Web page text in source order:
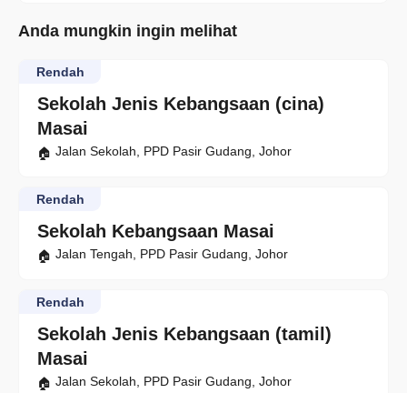
Anda mungkin ingin melihat
Sekolah Jenis Kebangsaan (cina)
Masai
Rendah
Jalan Sekolah, PPD Pasir Gudang, Johor
Sekolah Kebangsaan Masai
Rendah
Jalan Tengah, PPD Pasir Gudang, Johor
Sekolah Jenis Kebangsaan (tamil)
Masai
Rendah
Jalan Sekolah, PPD Pasir Gudang, Johor